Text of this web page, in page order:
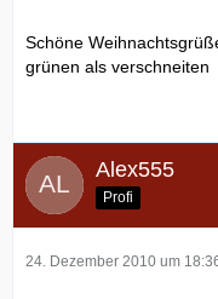
Schöne
grünen als verschneiten
Alex555
Profi
24. Dezember 2010 um